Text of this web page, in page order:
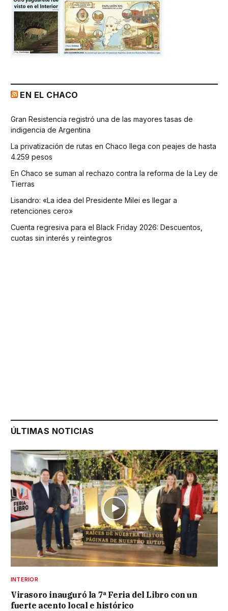
EN EL CHACO
Gran Resistencia registró una de las mayores tasas de
indigencia de Argentina
La privatización de rutas en Chaco llega con peajes de hasta
4.259 pesos
En Chaco se suman al rechazo contra la reforma de la Ley de
Tierras
Lisandro: «La idea del Presidente Milei es llegar a
retenciones cero»
Cuenta regresiva para el Black Friday 2026: Descuentos,
cuotas sin interés y reintegros
ÚLTIMAS NOTICIAS
INTERIOR
Virasoro inauguró la 7ª Feria del Libro con un
fuerte acento local e histórico